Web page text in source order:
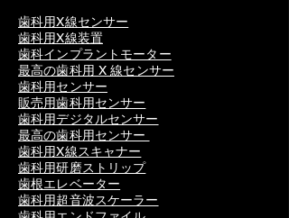
歯科用X線センサー
歯科用X線装置
歯科インプラントモーター
最高の歯科用 X 線センサー
歯科用センサー
販売用歯科用センサー
歯科用デジタルセンサー
最高の歯科用センサー
歯科用X線スキャナー
歯科用研磨ストリップ
歯根エレベーター
歯科用超音波スケーラー